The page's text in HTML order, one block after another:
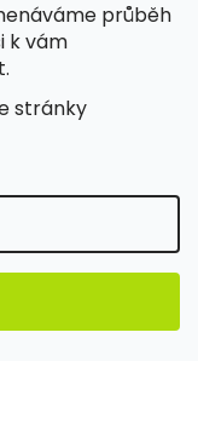
průběh
k vám
stránky